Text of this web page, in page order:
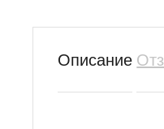
Описание